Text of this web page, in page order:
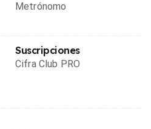
Metrónomo
Suscripciones
Cifra Club PRO